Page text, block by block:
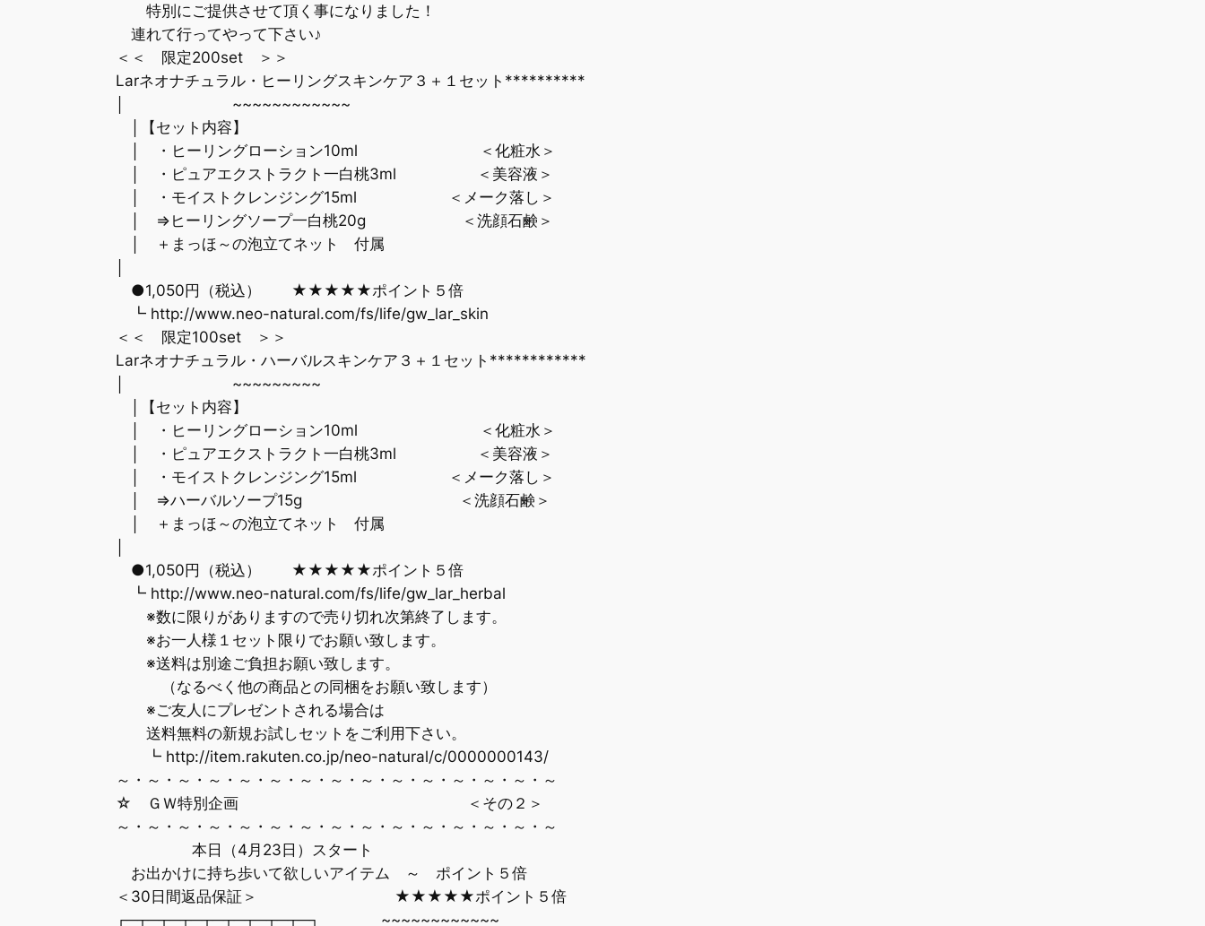
特別にご提供させて頂く事になりました！
連れて行ってやって下さい♪
＜＜ 限定200set ＞＞
Larネオナチュラル・ヒーリングスキンケア３＋１セット**********
│ ~~~~~~~~~~~~
│【セット内容】
│ ・ヒーリングローション10ml ＜化粧水＞
│ ・ピュアエクストラクト一白桃3ml ＜美容液＞
│ ・モイストクレンジング15ml ＜メーク落し＞
│ ⇒ヒーリングソープ一白桃20g ＜洗顔石鹸＞
│ ＋まっほ～の泡立てネット 付属
●1,050円（税込） ★★★★★ポイント５倍
┗ http://www.neo-natural.com/fs/life/gw_lar_skin
＜＜ 限定100set ＞＞
Larネオナチュラル・ハーバルスキンケア３＋１セット************
│ ~~~~~~~~~
│【セット内容】
│ ・ヒーリングローション10ml ＜化粧水＞
│ ・ピュアエクストラクト一白桃3ml ＜美容液＞
│ ・モイストクレンジング15ml ＜メーク落し＞
│ ⇒ハーバルソープ15g ＜洗顔石鹸＞
│ ＋まっほ～の泡立てネット 付属
●1,050円（税込） ★★★★★ポイント５倍
┗ http://www.neo-natural.com/fs/life/gw_lar_herbal
※数に限りがありますので売り切れ次第終了します。
※お一人様１セット限りでお願い致します。
※送料は別途ご負担お願い致します。
（なるべく他の商品との同梱をお願い致します）
※ご友人にプレゼントされる場合は
送料無料の新規お試しセットをご利用下さい。
┗ http://item.rakuten.co.jp/neo-natural/c/0000000143/
～・～・～・～・～・～・～・～・～・～・～・～・～・～・～
☆ ＧＷ特別企画 ＜その２＞
～・～・～・～・～・～・～・～・～・～・～・～・～・～・～
本日（4月23日）スタート
お出かけに持ち歩いて欲しいアイテム ～ ポイント５倍
＜30日間返品保証＞ ★★★★★ポイント５倍
┌─┬─┬─┬─┬─┬─┬─┬─┬─┐ ~~~~~~~~~~~~